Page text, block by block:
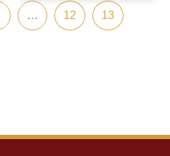
… 12 13